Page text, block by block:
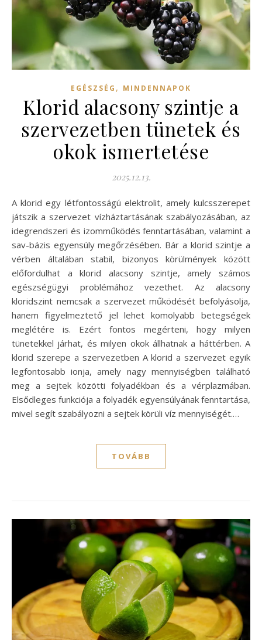
EGÉSZSÉG , MINDENNAPOK
Klorid alacsony szintje a
szervezetben tünetek és
okok ismertetése
2025.12.13.
A klorid egy létfontosságú elektrolit, amely kulcsszerepet
játszik a szervezet vízháztartásának szabályozásában, az
idegrendszeri és izomműködés fenntartásában, valamint a
sav-bázis egyensúly megőrzésében. Bár a klorid szintje a
vérben általában stabil, bizonyos körülmények között
előfordulhat a klorid alacsony szintje, amely számos
egészségügyi problémához vezethet. Az alacsony
kloridszint nemcsak a szervezet működését befolyásolja,
hanem figyelmeztető jel lehet komolyabb betegségek
meglétére is. Ezért fontos megérteni, hogy milyen
tünetekkel járhat, és milyen okok állhatnak a háttérben. A
klorid szerepe a szervezetben A klorid a szervezet egyik
legfontosabb ionja, amely nagy mennyiségben található
meg a sejtek közötti folyadékban és a vérplazmában.
Elsődleges funkciója a folyadék egyensúlyának fenntartása,
mivel segít szabályozni a sejtek körüli víz mennyiségét.…
TOVÁBB